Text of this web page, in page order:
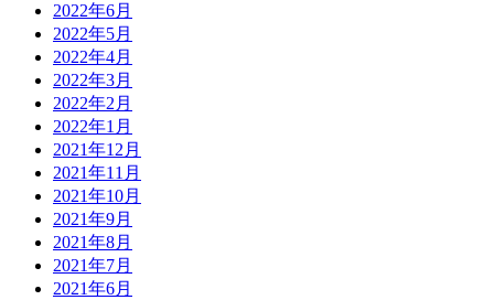
2022年6月
2022年5月
2022年4月
2022年3月
2022年2月
2022年1月
2021年12月
2021年11月
2021年10月
2021年9月
2021年8月
2021年7月
2021年6月